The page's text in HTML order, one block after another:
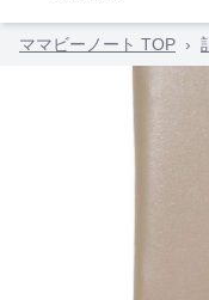
ママビーノート TOP ›